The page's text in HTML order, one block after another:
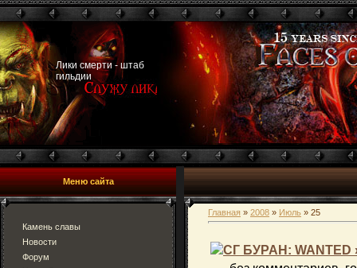
Лики смерти - штаб
гильдии
Меню сайта
Камень славы
Новости
Форум
Главная » 2008 » Июль » 25
СГ БУРАН: WANTED